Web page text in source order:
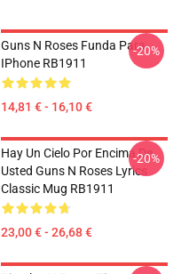
Guns N Roses Funda Para
IPhone RB1911
14,81 € - 16,10 €
-20%
Hay Un Cielo Por Encima De
Usted Guns N Roses Lyrics
Classic Mug RB1911
23,00 € - 26,68 €
-20%